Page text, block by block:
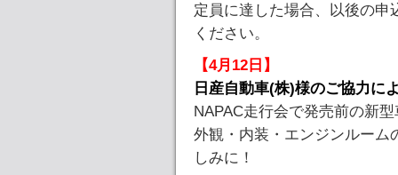
定員に達した場合、以後の申
ください。
【4月12日】
日産自動車(株)様のご協力に
NAPAC走行会で発売前の新
外観・内装・エンジンルーム
しみに！